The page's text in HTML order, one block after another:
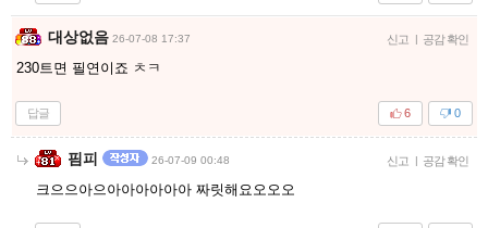
대상없음 26-07-08 17:37 신고 | 공감 확인
230트면 필연이죠 ㅊㅋ
답글 0
6
핌피 26-07-09 00:48 신고 | 공감 확인
크으으아으아아아아아아 짜릿해요오오오